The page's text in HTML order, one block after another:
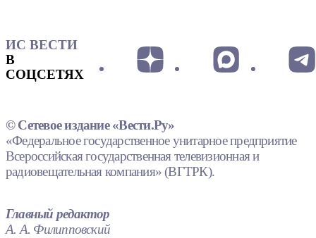
ИС ВЕСТИ
В
СОЦСЕТЯХ
© Сетевое издание «Вести.Ру»
«Федеральное государственное унитарное предприятие
Всероссийская государственная телевизионная и
радиовещательная компания» (ВГТРК).
Главный редактор
А. А. Филипповский